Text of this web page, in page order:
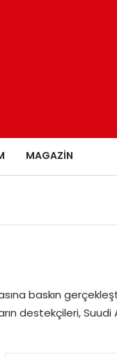
MAGAZIN
baskın
destekçileri,